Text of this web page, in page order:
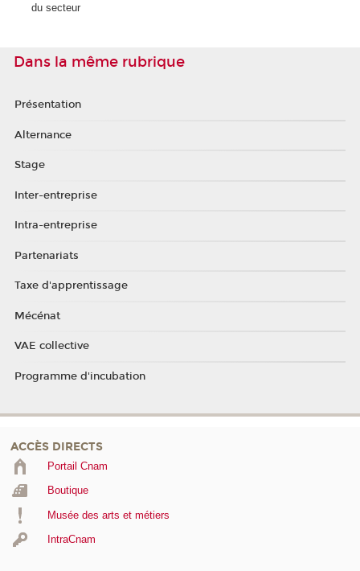
du secteur
Dans la même rubrique
Présentation
Alternance
Stage
Inter-entreprise
Intra-entreprise
Partenariats
Taxe d'apprentissage
Mécénat
VAE collective
Programme d'incubation
ACCÈS DIRECTS
Portail Cnam
Boutique
Musée des arts et métiers
IntraCnam